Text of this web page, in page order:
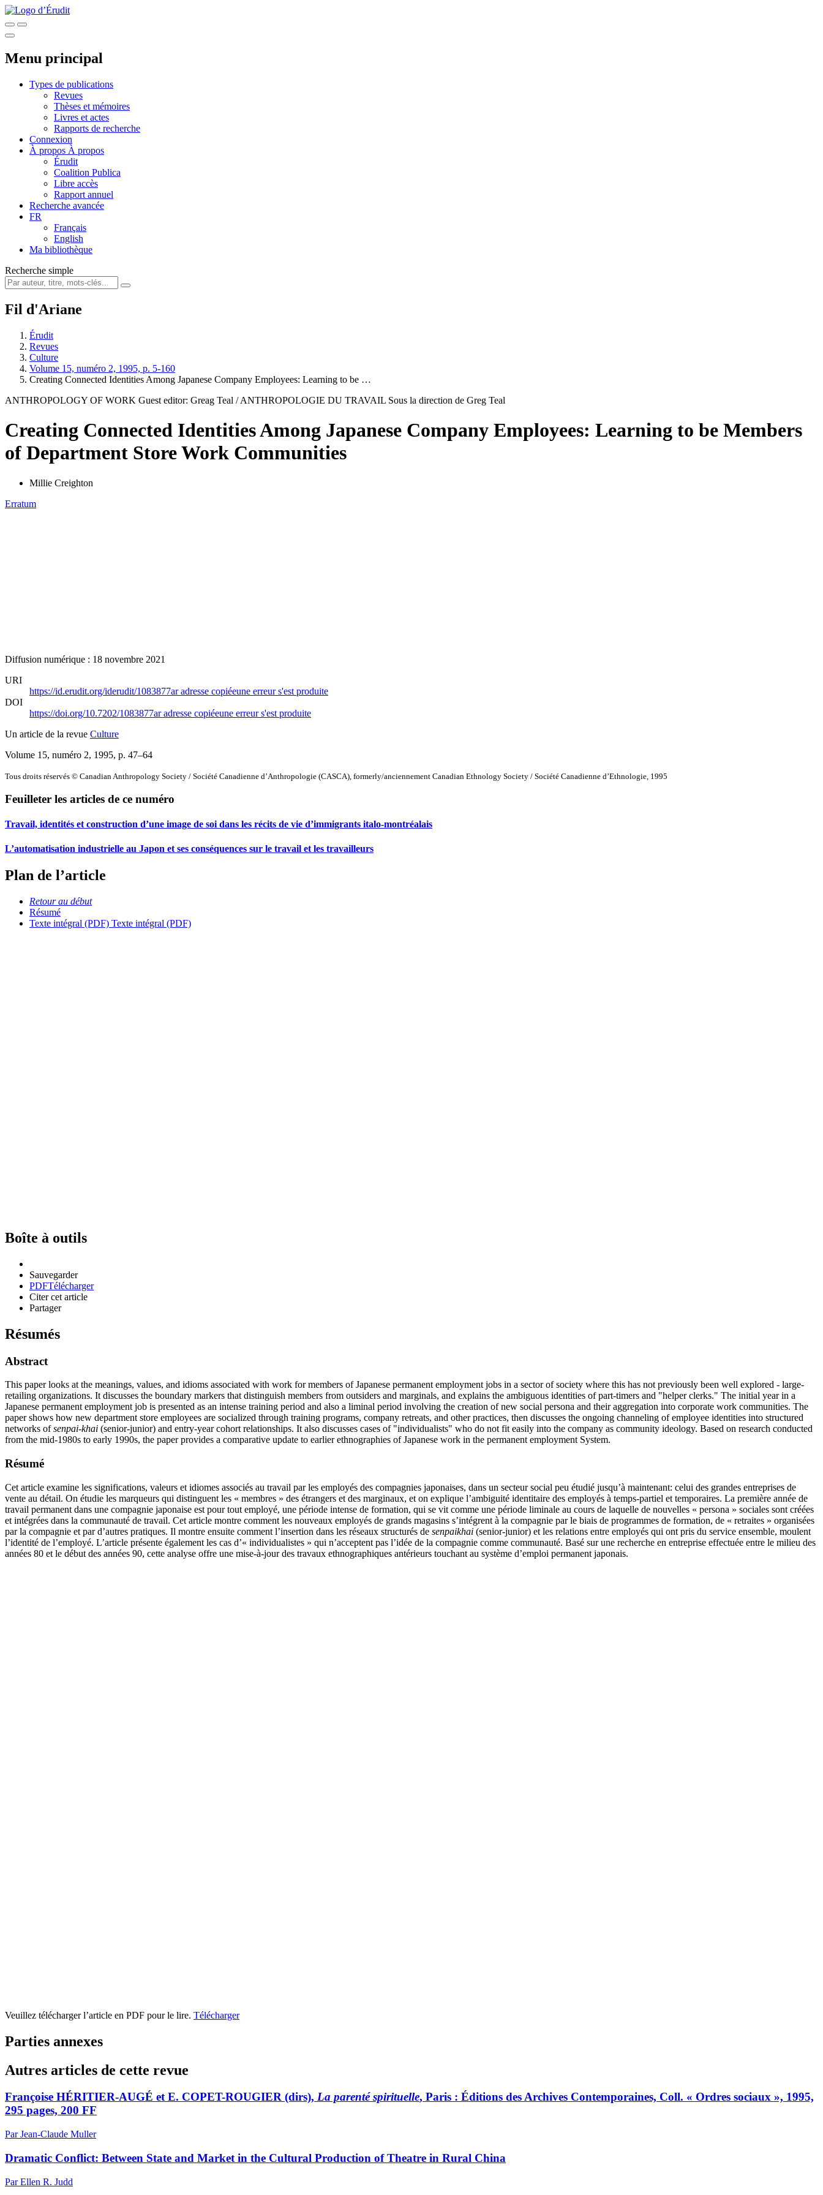
Menu principal
Types de publications
Revues
Thèses et mémoires
Livres et actes
Rapports de recherche
Connexion
À propos À propos
Érudit
Coalition Publica
Libre accès
Rapport annuel
Recherche avancée
FR
Français
English
Ma bibliothèque
Recherche simple
Fil d'Ariane
Érudit
Revues
Culture
Volume 15, numéro 2, 1995, p. 5-160
Creating Connected Identities Among Japanese Company Employees: Learning to be …
ANTHROPOLOGY OF WORK Guest editor: Greag Teal / ANTHROPOLOGIE DU TRAVAIL Sous la direction de Greg Teal
Creating Connected Identities Among Japanese Company Employees: Learning to be Members
of Department Store Work Communities
Millie Creighton
Erratum
Diffusion numérique : 18 novembre 2021
URI
https://id.erudit.org/iderudit/1083877aradresse copiéeune erreur s'est produite
DOI
https://doi.org/10.7202/1083877aradresse copiéeune erreur s'est produite
Un article de la revue Culture
Volume 15, numéro 2, 1995, p. 47–64
Tous droits réservés © Canadian Anthropology Society / Société Canadienne d’Anthropologie (CASCA), formerly/anciennement Canadian Ethnology Society / Société Canadienne d’Ethnologie, 1995
Feuilleter les articles de ce numéro
Travail, identités et construction d’une image de soi dans les récits de vie d’immigrants italo-montréalais
L’automatisation industrielle au Japon et ses conséquences sur le travail et les travailleurs
Plan de l’article
Retour au début
Résumé
Texte intégral (PDF) Texte intégral (PDF)
Boîte à outils
Sauvegarder
PDFTélécharger
Citer cet article
Partager
Résumés
Abstract
This paper looks at the meanings, values, and idioms associated with work for members of Japanese permanent employment jobs in a sector of society where this has not previously been well explored - large-
retailing organizations. It discusses the boundary markers that distinguish members from outsiders and marginals, and explains the ambiguous identities of part-timers and "helper clerks." The initial year in a
Japanese permanent employment job is presented as an intense training period and also a liminal period involving the creation of new social persona and their aggregation into corporate work communities. The
paper shows how new department store employees are socialized through training programs, company retreats, and other practices, then discusses the ongoing channeling of employee identities into structured
networks ofsenpai-khai (senior-junior) and entry-year cohort relationships. It also discusses cases of "individualists" who do not fit easily into the company as community ideology. Based on research conducted
from the mid-1980s to early 1990s, the paper provides a comparative update to earlier ethnographies of Japanese work in the permanent employment System.
Résumé
Cet article examine les significations, valeurs et idiomes associés au travail par les employés des compagnies japonaises, dans un secteur social peu étudié jusqu’à maintenant: celui des grandes entreprises de
vente au détail. On étudie les marqueurs qui distinguent les « membres » des étrangers et des marginaux, et on explique l’ambiguité identitaire des employés à temps-partiel et temporaires. La première année de
travail permanent dans une compagnie japonaise est pour tout employé, une période intense de formation, qui se vit comme une période liminale au cours de laquelle de nouvelles « persona » sociales sont créées
et intégrées dans la communauté de travail. Cet article montre comment les nouveaux employés de grands magasins s’intégrent à la compagnie par le biais de programmes de formation, de « retraites » organisées
par la compagnie et par d’autres pratiques. Il montre ensuite comment l’insertion dans les réseaux structurés de senpaikhai (senior-junior) et les relations entre employés qui ont pris du service ensemble, moulent
l’identité de l’employé. L’article présente également les cas d’« individualistes » qui n’acceptent pas l’idée de la compagnie comme communauté. Basé sur une recherche en entreprise effectuée entre le milieu des
années 80 et le début des années 90, cette analyse offre une mise-à-jour des travaux ethnographiques antérieurs touchant au système d’emploi permanent japonais.
Veuillez télécharger l’article en PDF pour le lire. Télécharger
Parties annexes
Autres articles de cette revue
Françoise HÉRITIER-AUGÉ et E. COPET-ROUGIER (dirs), La parenté spirituelle, Paris : Éditions des Archives Contemporaines, Coll. « Ordres sociaux », 1995,
295 pages, 200 FF
Par Jean-Claude Muller
Dramatic Conflict: Between State and Market in the Cultural Production of Theatre in Rural China
Par Ellen R. Judd